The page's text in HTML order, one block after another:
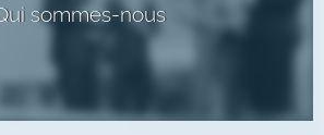
sommes-nous